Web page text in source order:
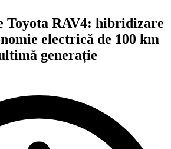
Toyota RAV4: hibridizare
electrică de 100 km
generație